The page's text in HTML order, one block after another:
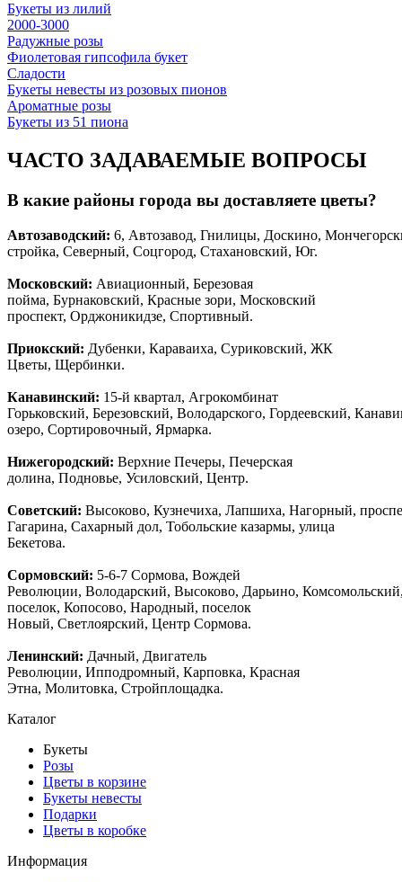
Букеты из лилий
2000-3000
Радужные розы
Фиолетовая гипсофила букет
Сладости
Букеты невесты из розовых пионов
Ароматные розы
Букеты из 51 пиона
ЧАСТО ЗАДАВАЕМЫЕ ВОПРОСЫ
В какие районы города вы доставляете цветы?
Автозаводский: 6, Автозавод, Гнилицы, Доскино,
стройка, Северный, Соцгород, Стахановский, Юг.
Московский: Авиационный, Березовая
пойма, Бурнаковский, Красные зори, Московский
проспект, Орджоникидзе, Спортивный.
Приокский: Дубенки, Караваиха, Суриковский, ЖК
Цветы, Щербинки.
Канавинский: 15-й квартал, Агрокомбинат
Горьковский, Березовский, Володарского, Гордеевский,
озеро, Сортировочный, Ярмарка.
Нижегородский: Верхние Печеры, Печерская
долина, Подновье, Усиловский, Центр.
Советский: Высоково, Кузнечиха, Лапшиха, Нагорный,
Гагарина, Сахарный дол, Тобольские казармы, улица
Бекетова.
Сормовский: 5-6-7 Сормова, Вождей
Революции, Володарский, Высоково, Дарьино,
поселок, Копосово, Народный, поселок
Новый, Светлоярский, Центр Сормова.
Ленинский: Дачный, Двигатель
Революции, Ипподромный, Карповка, Красная
Этна, Молитовка, Стройплощадка.
Каталог
Букеты
Розы
Цветы в корзине
Букеты невесты
Подарки
Цветы в коробке
Информация